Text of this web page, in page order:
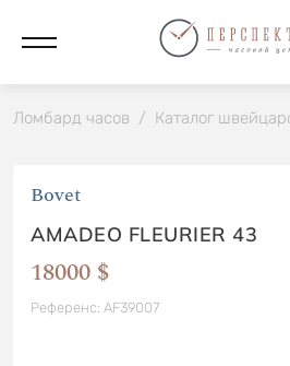
Ломбард часов / Каталог
Bovet
AMADEO FLEURIER 43
18000 $
Референс: AF39007